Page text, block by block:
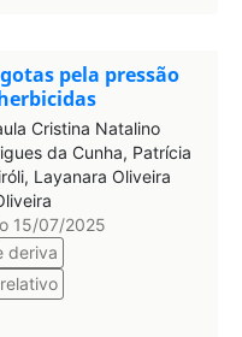
pela pressão
Cristina Natalino
da Cunha, Patrícia
Layanara Oliveira
15/07/2025
deriva